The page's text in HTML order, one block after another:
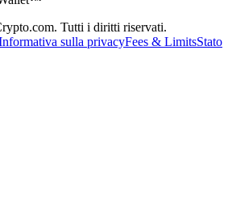
Tutti i diritti riservati.
sulla privacyFees & LimitsStato